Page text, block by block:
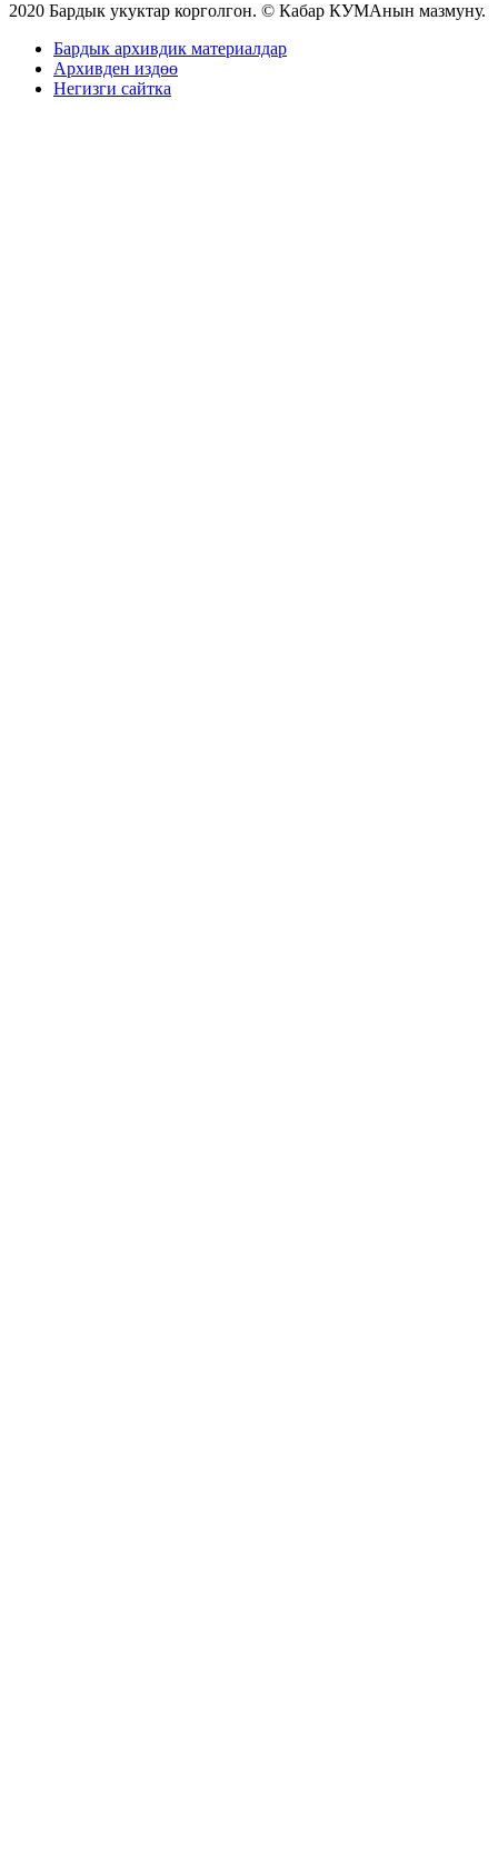
2020 Бардык укуктар корголгон. © Кабар КУМАнын мазмуну.
Бардык архивдик материалдар
Архивден издөө
Негизги сайтка